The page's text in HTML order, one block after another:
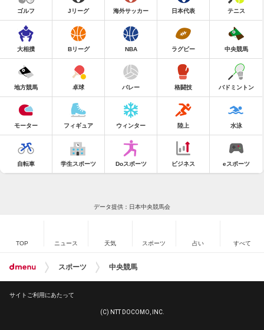
ゴルフ Jリーグ 海外サッカー 日本代表 テニス
大相撲 Bリーグ NBA ラグビー 中央競馬
地方競馬 卓球 バレー 格闘技 バドミントン
モーター フィギュア ウィンター 陸上 水泳
自転車 学生スポーツ Doスポーツ ビジネス eスポーツ
データ提供：日本中央競馬会
TOP ニュース 天気 スポーツ 占い すべて
スポーツ 中央競馬
サイトご利用にあたって
(C) NTT DOCOMO, INC.